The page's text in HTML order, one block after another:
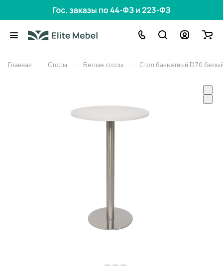
Главная – Столы – Белые столы – Стол банкетный D70